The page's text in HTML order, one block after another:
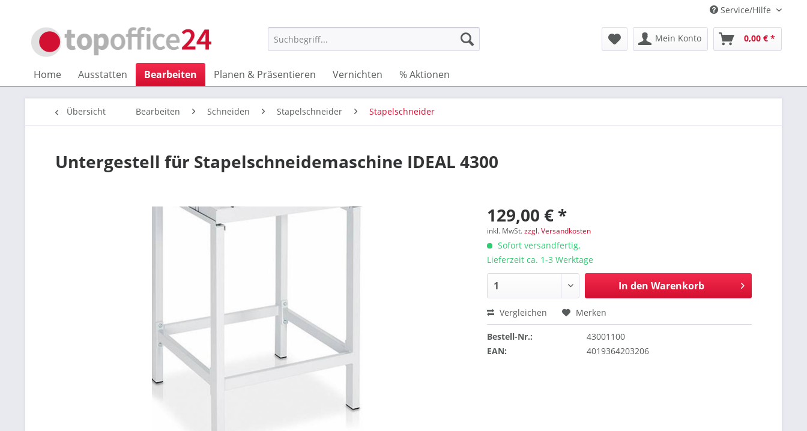
Service/Hilfe
Mein Konto 0,00 € *
Home Ausstatten Bearbeiten Planen & Präsentieren Vernichten % Aktionen
Übersicht Bearbeiten Schneiden Stapelschneider Stapelschneider
Untergestell für Stapelschneidemaschine IDEAL 4300
129,00 € *
inkl. MwSt.zzgl. Versandkosten
Sofort versandfertig,
Lieferzeit ca. 1-3 Werktage
In den Warenkorb
Vergleichen Merken
Bestell-Nr.:
43001100
EAN:
4019364203206